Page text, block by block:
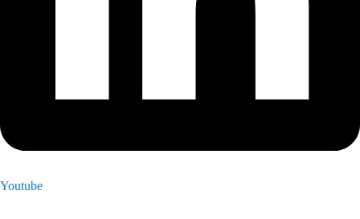
Youtube